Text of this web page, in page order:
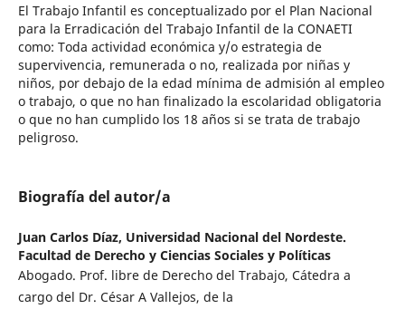
El Trabajo Infantil es conceptualizado por el Plan Nacional
para la Erradicación del Trabajo Infantil de la CONAETI
como: Toda actividad económica y/o estrategia de
supervivencia, remunerada o no, realizada por niñas y
niños, por debajo de la edad mínima de admisión al empleo
o trabajo, o que no han finalizado la escolaridad obligatoria
o que no han cumplido los 18 años si se trata de trabajo
peligroso.
Biografía del autor/a
Juan Carlos Díaz, Universidad Nacional del Nordeste.
Facultad de Derecho y Ciencias Sociales y Políticas
Abogado. Prof. libre de Derecho del Trabajo, Cátedra a
cargo del Dr. César A Vallejos, de la